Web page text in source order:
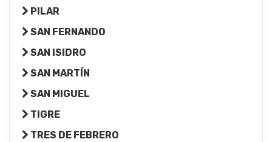
PILAR
SAN FERNANDO
SAN ISIDRO
SAN MARTÍN
SAN MIGUEL
TIGRE
TRES DE FEBRERO